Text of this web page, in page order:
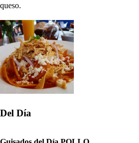
queso.
Del Día